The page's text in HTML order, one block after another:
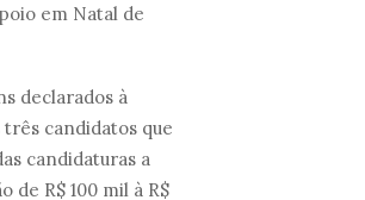
em Natal de
declarados à
candidatos que
candidaturas a
de R$ 100 mil à R$